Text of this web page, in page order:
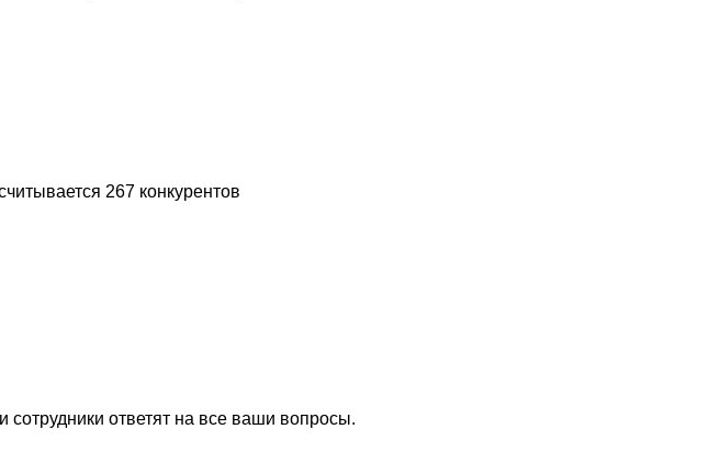
267 конкурентов
ответят на все ваши вопросы.